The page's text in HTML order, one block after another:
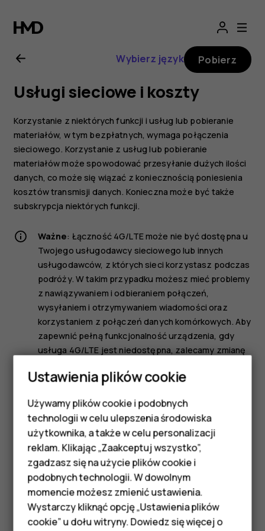
Nokia
2.1
—
instrukcja
obsługi
Smartfony
Telefony z funkcjami
podstawowymi
Akcesoria
HMD Terra M
Wybierz język Pobierz
Usługi sieciowe i koszty
Korzystanie z niektórych funkcji i usług lub pobieranie
materiałów, w tym bezpłatnych, wymaga połączenia
sieciowego. Korzystanie z usług lub pobieranie
materiałów może spowodować przesyłanie dużych ilości
danych, co może się wiązać z koniecznością poniesienia
kosztów transmisji danych. Konieczna może być także
subskrypcja niektórych funkcji.
Ważne: Łączność 4G/LTE może nie być dostępna u
Twojego usługodawcy sieciowego lub innych
usługodawców, z których sieci korzystasz podczas
podróży. W takim przypadku możesz mieć problemy
z nawiązywaniem i odbieraniem połączeń,
wysyłaniem i otrzymywaniem wiadomości oraz
korzystaniem z połączeń danych komórkowych. Aby
zapewnić pełną funkcjonalność urządzenia, gdy
usługa 4G/LTE jest niedostępna, zalecamy zmianę
tym celu na ekranie głównym naciśnij
przełączPreferowany typ siecina3G
więcej informacji, zwróć się do usługodawcy
sieciowego.
Czy te informacje były pomocne?
Ustawienia plików cookie
Używamy plików cookie i podobnych
technologii w celu ulepszenia środowiska
użytkownika, a także w celu personalizacji
reklam. Klikając „Zaakceptuj wszystko”,
zgadzasz się na użycie plików cookie i
podobnych technologii. W dowolnym
momencie możesz zmienić ustawienia.
Wystarczy kliknąć opcję „Ustawienia plików
cookie” u dołu witryny. Dowiedz się więcej o